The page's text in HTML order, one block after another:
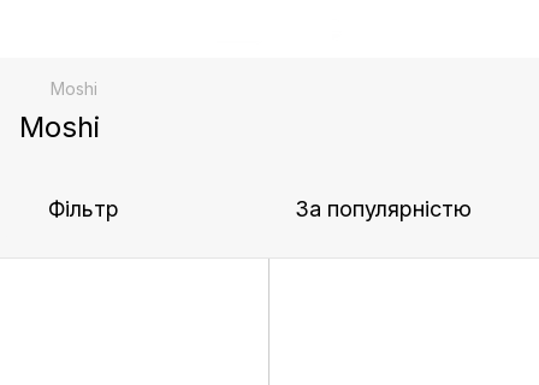
Moshi
Moshi
Фільтр За популярністю